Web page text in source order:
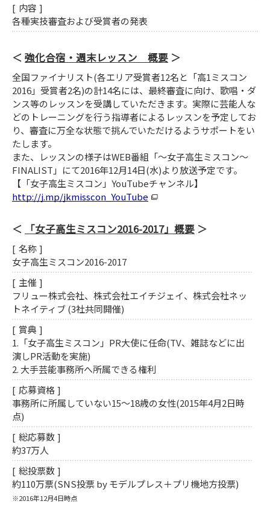
内容
各種実技審査および受賞者の発表
強化合宿・週末レッスン 概要
全国ファイナリスト(各エリア受賞者12名と「高1ミスコン
2016」受賞者2名)の計14名には、最終審査に向け、歌唱・ダ
ンス等のレッスンを受講していただきます。実際に芸能人な
どのトレーニングを行う指導者によるレッスンを予定してお
り、審査に万全な状態で挑んでいただけるようサポートをい
たします。
また、レッスンの様子はWEB番組「～女子高生ミスコン～
FINALIST」にて2016年12月14日(水)より放送予定です。
【「女子高生ミスコン」YouTubeチャンネル】
http://j.mp/jkmisscon_YouTube
「女子高生ミスコン2016-2017」概要
名称
女子高生ミスコン2016-2017
主催
フリュー株式会社、株式会社エイチジェイ、株式会社ネッ
トネイティブ (3社共同開催)
賞典
1.「女子高生ミスコン」PR大使に任命(TV、雑誌などに出
演しPR活動を実施)
2. 大手芸能事務所へ所属できる権利
応募資格
事務所に所属していない15～18歳の女性(2015年4月2日時
点)
総応募数
約37万人
総投票数
約110万票(SNS投票 by モデルプレス＋プリ機地方投票)
※2016年12月4日時点